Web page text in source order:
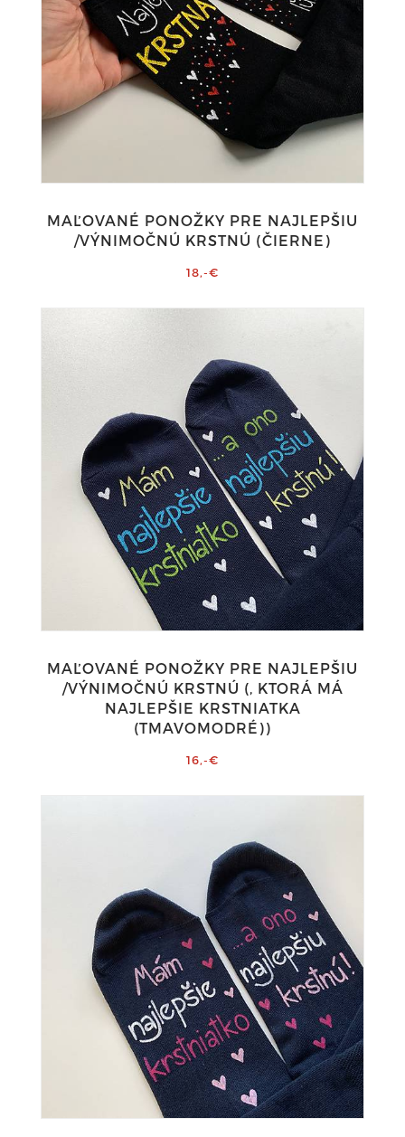
MAĽOVANÉ PONOŽKY PRE NAJLEPŠIU
/VÝNIMOČNÚ KRSTNÚ (ČIERNE)
18,-€
MAĽOVANÉ PONOŽKY PRE NAJLEPŠIU
/VÝNIMOČNÚ KRSTNÚ (, KTORÁ MÁ
NAJLEPŠIE KRSTNIATKA
(TMAVOMODRÉ))
16,-€